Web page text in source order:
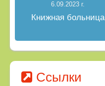
6.09.2023 г.
Книжная больница
Ссылки